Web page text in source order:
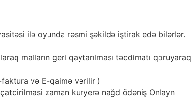
ilə oyunda rəsmi şəkildə iştirak edə bilərlər.
malların geri qaytarılması təqdimatı qoruyaraq
və E-qaimə verilir )
çatdirilmasi zaman kuryerə nağd ödəniş Onlayn